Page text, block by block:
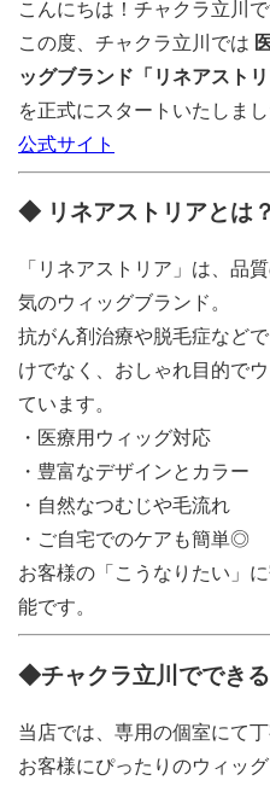
こんにちは！チャクラ立川で
この度、チャクラ立川では
ッグブランド「リネアストリ
を正式にスタートいたしまし
公式サイト
◆ リネアストリアとは？
「リネアストリア」は、品
気のウィッグブランド。
抗がん剤治療や脱毛症など
けでなく、おしゃれ目的で
ています。
・医療用ウィッグ対応
・豊富なデザインとカラー
・自然なつむじや毛流れ
・ご自宅でのケアも簡単◎
お客様の「こうなりたい」
能です。
◆チャクラ立川ででき
当店では、専用の個室にて
お客様にぴったりのウィッ